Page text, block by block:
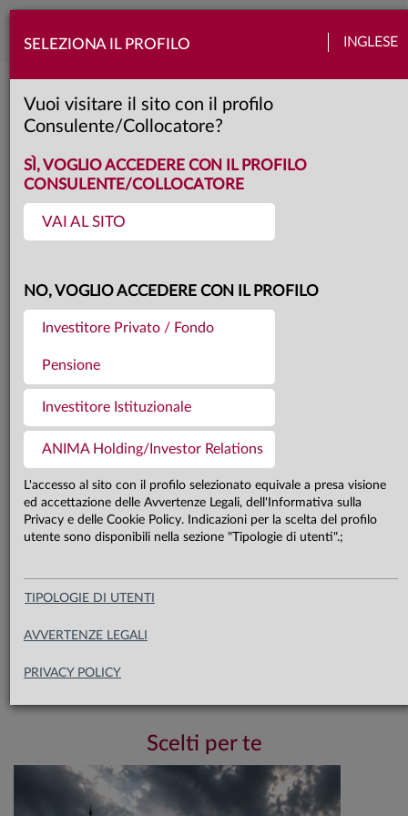
SELEZIONA IL PROFILO INGLESE
Vuoi visitare il sito con il profilo
Consulente/Collocatore?
SÌ, VOGLIO ACCEDERE CON IL PROFILO
CONSULENTE/COLLOCATORE
VAI AL SITO
NO, VOGLIO ACCEDERE CON IL PROFILO
Investitore Privato / Fondo
Pensione
Investitore Istituzionale
ANIMA Holding/Investor Relations
L'accesso al sito con il profilo selezionato equivale a presa visione
ed accettazione delle Avvertenze Legali, dell'Informativa sulla
Privacy e delle Cookie Policy. Indicazioni per la scelta del profilo
utente sono disponibili nella sezione "Tipologie di utenti".;
TIPOLOGIE DI UTENTI
AVVERTENZE LEGALI
PRIVACY POLICY
IL DITO E LA LUNA
elevate ma senza compromettere la
tenuta dei mercati, che iniziano a
USA resta resiliente, mentre in Area
Euro aumentano i rischi al ribasso. Il
processo disinflazionistico prosegue
su entrambe le sponde atlantiche. In
Cina, la dinamica economica resta
debole, sostenuta dall’export. In
questo contesto, la view
sull’azionario resta neutrale e quella
sui governativi core si conferma
moderatamente costruttiva
Nota: documento chiuso l'8 maggio 2026.
Scelti per te